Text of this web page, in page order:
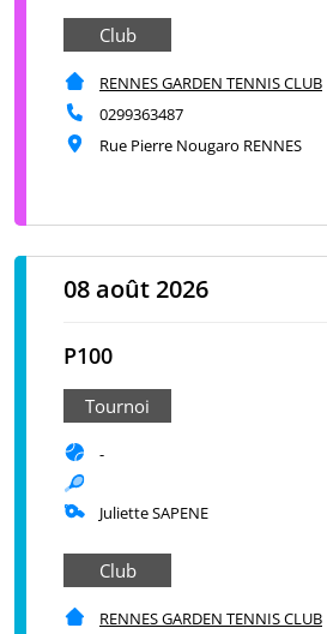
Club
RENNES GARDEN TENNIS CLUB
0299363487
Rue Pierre Nougaro RENNES
08 août 2026
P100
Tournoi
-
Juliette SAPENE
Club
RENNES GARDEN TENNIS CLUB